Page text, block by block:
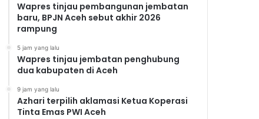
Wapres tinjau pembangunan jembatan
baru, BPJN Aceh sebut akhir 2026
rampung
5 jam yang lalu
Wapres tinjau jembatan penghubung
dua kabupaten di Aceh
9 jam yang lalu
Azhari terpilih aklamasi Ketua Koperasi
Tinta Emas PWI Aceh